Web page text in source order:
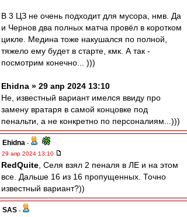
В 3 ЦЗ не очень подходит для мусора, нмв. Да
и Чернов два полных матча провёл в коротком
цикле. Медина тоже накушался по полной,
тяжело ему будет в старте, кмк. А так -
посмотрим конечно... )))
Ehidna » 29 апр 2024 13:10
Не, известный вариант имелся ввиду про
замену вратаря в самой концовке под
пенальти, а не конкретно по персоналиям...)))
Ehidna -
29 апр 2024 13:10
RedQuite , Селя взял 2 пеналя в ЛЕ и на этом
все. Дальше 16 из 16 пропущенных. Точно
известный вариант?))
SAS -